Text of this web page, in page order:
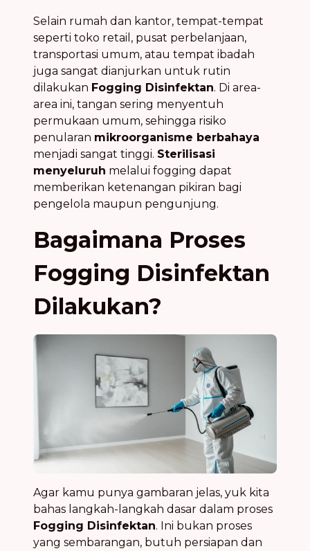
Selain rumah dan kantor, tempat-tempat
seperti toko retail, pusat perbelanjaan,
transportasi umum, atau tempat ibadah
juga sangat dianjurkan untuk rutin
dilakukan Fogging Disinfektan. Di area-
area ini, tangan sering menyentuh
permukaan umum, sehingga risiko
penularan mikroorganisme berbahaya
menjadi sangat tinggi. Sterilisasi
menyeluruh melalui fogging dapat
memberikan ketenangan pikiran bagi
pengelola maupun pengunjung.
Bagaimana Proses
Fogging Disinfektan
Dilakukan?
Agar kamu punya gambaran jelas, yuk kita
bahas langkah-langkah dasar dalam proses
Fogging Disinfektan. Ini bukan proses
yang sembarangan, butuh persiapan dan